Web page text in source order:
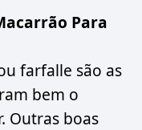
Para
farfalle são as
bem o
Outras boas